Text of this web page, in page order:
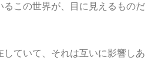
るこの世界が、目に見えるものだ
していて、それは互いに影響しあ